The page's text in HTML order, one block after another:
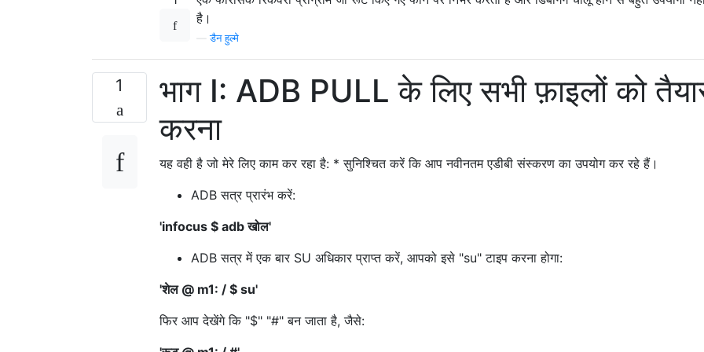
है।
—डैन हुल्मे
1
भाग I: ADB PULL के लिए सभी फ़ाइलों को
करना
यह वही है जो मेरे लिए काम कर रहा है: * सुनिश्चित करें कि आप नवीनतम एडीबी संस्करण का उपयोग कर रहे हैं।
ADB सत्र प्रारंभ करें:
'infocus $ adb खोल'
ADB सत्र में एक बार SU अधिकार प्राप्त करें, आपको इसे "su" टाइप करना होगा:
'शेल @ m1: / $ su'
फिर आप देखेंगे कि "$" "#" बन जाता है, जैसे: